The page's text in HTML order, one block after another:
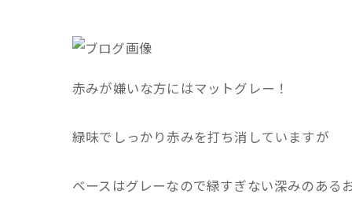
赤みが嫌いな方にはマットグレー！
緑味でしっかり赤みを打ち消していますが
ベースはグレーなので緑すぎない深みのある